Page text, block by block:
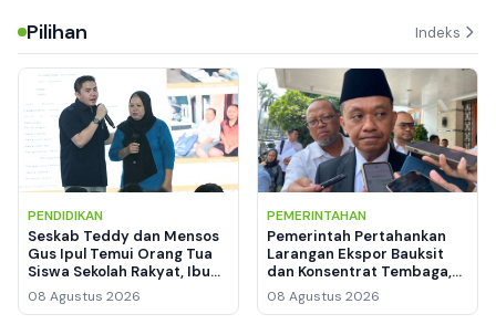
Pilihan Indeks
PENDIDIKAN
Seskab Teddy dan Mensos
Gus Ipul Temui Orang Tua
Siswa Sekolah Rakyat, Ibu
Siti Menangis Haru
08 Agustus 2026
PEMERINTAHAN
Pemerintah Pertahankan
Larangan Ekspor Bauksit
dan Konsentrat Tembaga,
Hilirisasi Logam Tanah
Jarang Mulai Dirancang
08 Agustus 2026